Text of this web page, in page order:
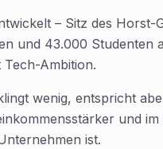
– Sitz des Horst-
und 43.000 Studenten
Tech-Ambition.
wenig, entspricht
und im
ist.